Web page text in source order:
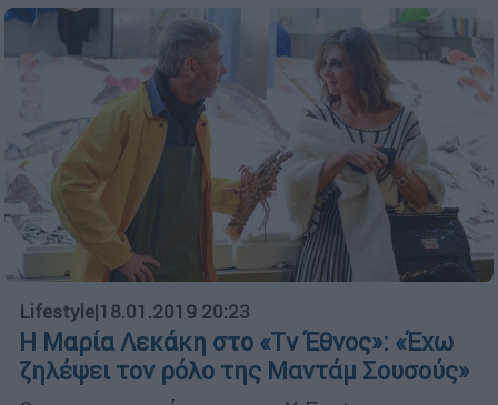
Lifestyle|18.01.2019 20:23
Η Μαρία Λεκάκη στο «Τv Έθνος»: «Έχω
ζηλέψει τον ρόλο της Μαντάμ Σουσούς»